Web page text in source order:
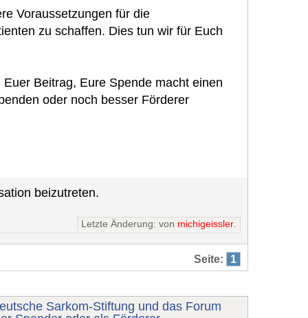
Voraussetzungen für die
zu schaffen. Dies tun wir für Euch
Beitrag, Eure Spende macht einen
oder noch besser Förderer
beizutreten.
Letzte Änderung: von michigeissler.
Seite: 1
Sarkom-Stiftung und das Forum